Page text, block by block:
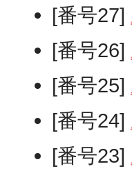
[番号27]
[番号26]
[番号25]
[番号24]
[番号23]